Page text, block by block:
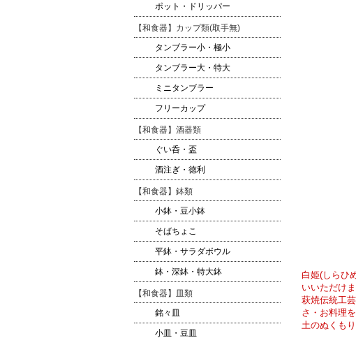
白姫(しらひ
いいただけま
萩焼伝統工
さ・お料理
土のぬくも
ポット・ドリッパー
【和食器】カップ類(取手無)
タンブラー小・極小
タンブラー大・特大
ミニタンブラー
フリーカップ
【和食器】酒器類
ぐい呑・盃
酒注ぎ・徳利
【和食器】鉢類
小鉢・豆小鉢
そばちょこ
平鉢・サラダボウル
鉢・深鉢・特大鉢
【和食器】皿類
銘々皿
小皿・豆皿